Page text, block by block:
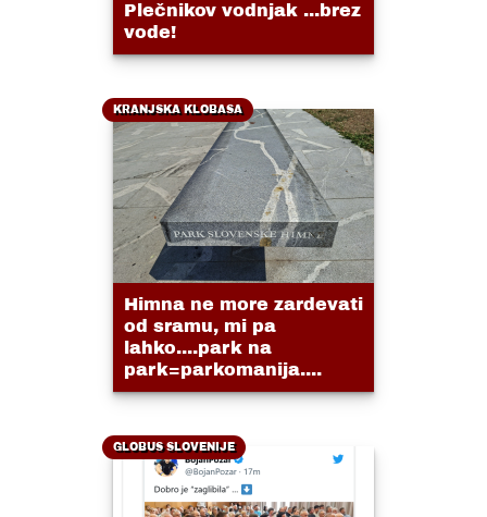
Plečnikov vodnjak ...brez
vode!
KRANJSKA KLOBASA
Himna ne more zardevati
od sramu, mi pa
lahko....park na
park=parkomanija....
GLOBUS SLOVENIJE